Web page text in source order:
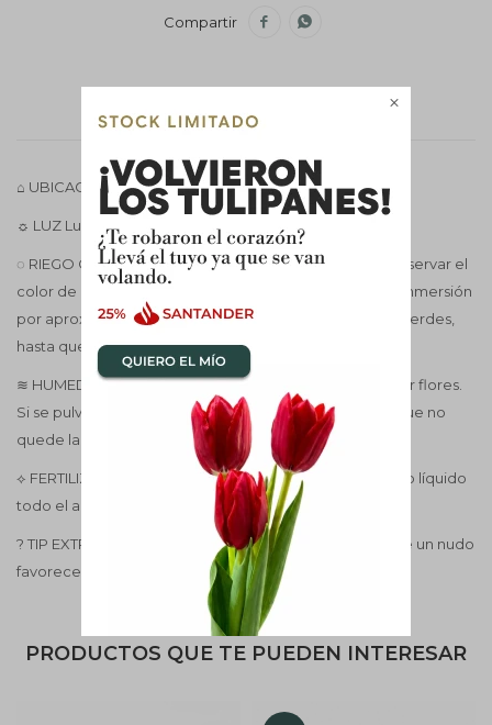

 
Descripción
⌂ UBICACIÓN Interior, ambiente cálido y ventilado.
☼ LUZ Luz indirecta brillante, sin sol directo.
◌ RIEGO Cada 7 a 10 días, evitando exceso de agua. Observar el
color de raíces, cuando están blanquicientas regar en inmersión
por aprox 5 o 10 minutos, notar que pasan a estar bien verdes,
hasta que no vuelvan a quedar blanquicientas no regar.
≋ HUMEDAD Media a alta, se puede pulverizar sin mojar flores.
Si se pulverizan hojas deben de estar ventiladas para que no
quede la humedad y oree rápidamente.
⟡ FERTILIZACIÓN Cada 15 días con fertilizante específico líquido
todo el año.
? TIP EXTRA Después de la floración, podar la vara sobre un nudo
favorece nuevas flores.
PRODUCTOS QUE TE PUEDEN INTERESAR